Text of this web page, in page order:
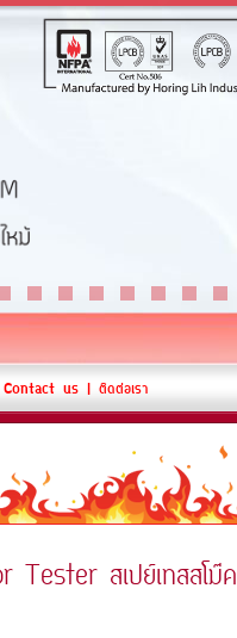
Contact us | ติดต่อเรา
สเปย์เทสสโม๊ค